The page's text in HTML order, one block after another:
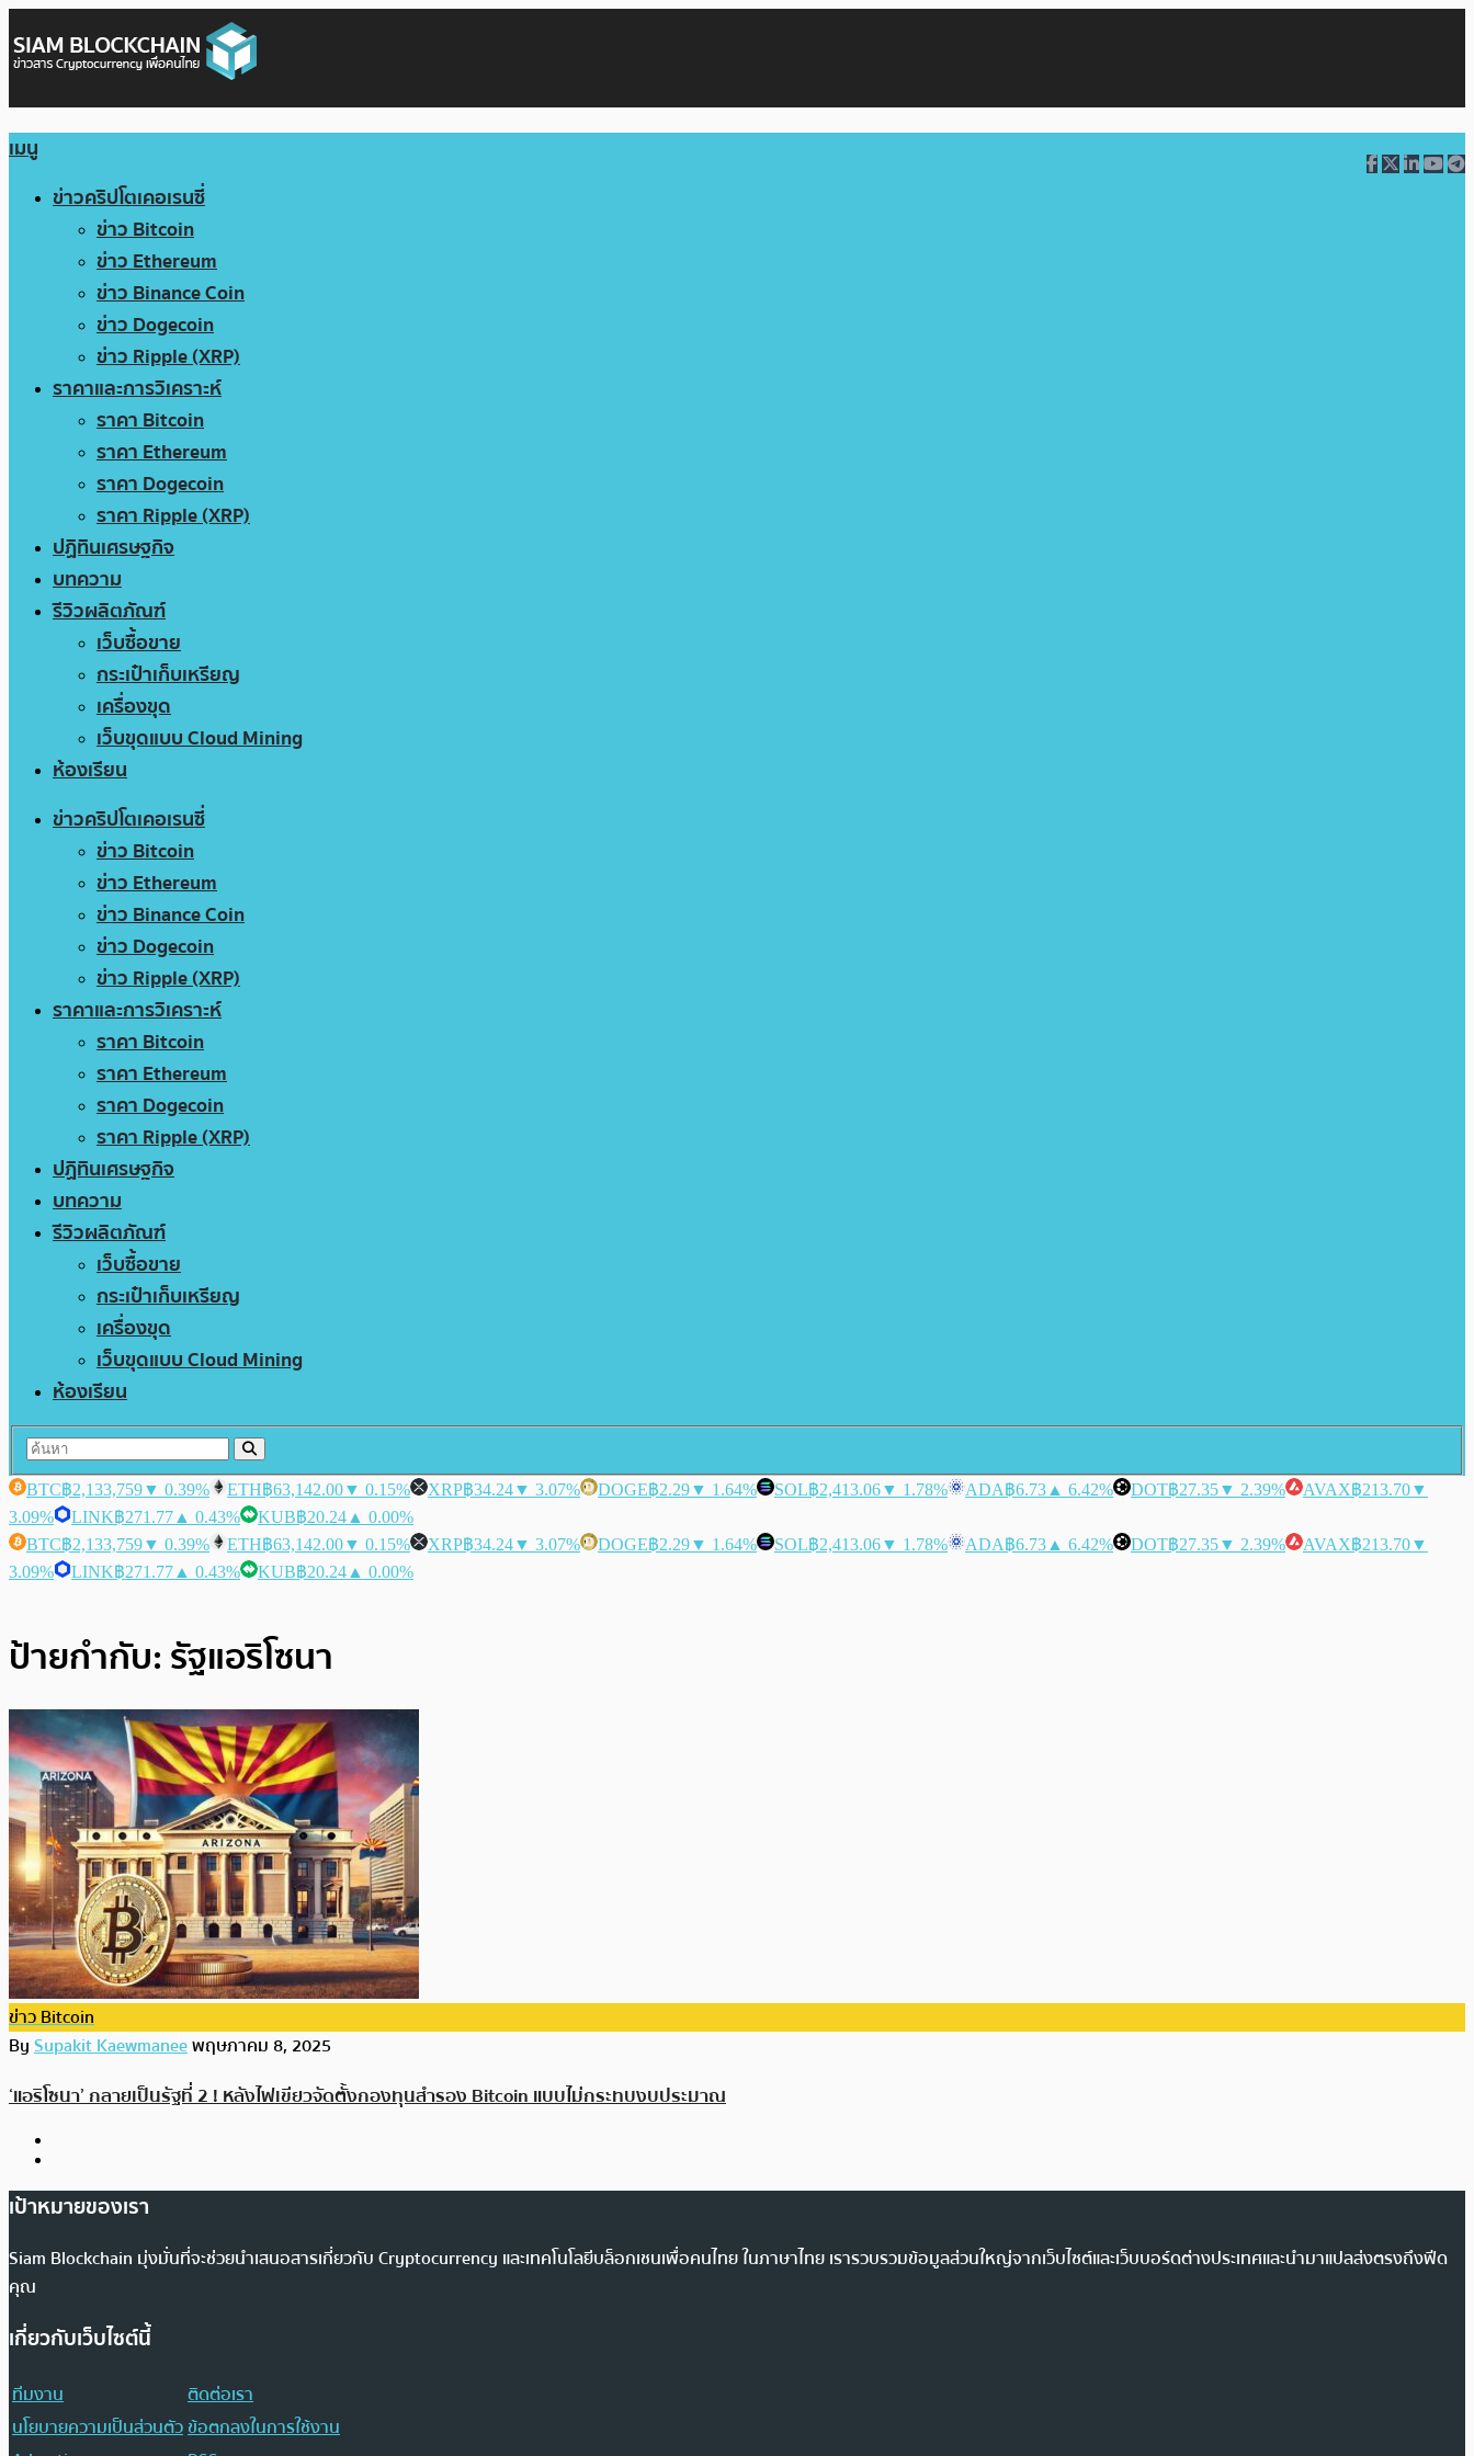
เมนู
ข่าวคริปโตเคอเรนซี่
ข่าว Bitcoin
ข่าว Ethereum
ข่าว Binance Coin
ข่าว Dogecoin
ข่าว Ripple (XRP)
ราคาและการวิเคราะห์
ราคา Bitcoin
ราคา Ethereum
ราคา Dogecoin
ราคา Ripple (XRP)
ปฏิทินเศรษฐกิจ
บทความ
รีวิวผลิตภัณฑ์
เว็บซื้อขาย
กระเป๋าเก็บเหรียญ
เครื่องขุด
เว็บขุดแบบ Cloud Mining
ห้องเรียน
ข่าวคริปโตเคอเรนซี่
ข่าว Bitcoin
ข่าว Ethereum
ข่าว Binance Coin
ข่าว Dogecoin
ข่าว Ripple (XRP)
ราคาและการวิเคราะห์
ราคา Bitcoin
ราคา Ethereum
ราคา Dogecoin
ราคา Ripple (XRP)
ปฏิทินเศรษฐกิจ
บทความ
รีวิวผลิตภัณฑ์
เว็บซื้อขาย
กระเป๋าเก็บเหรียญ
เครื่องขุด
เว็บขุดแบบ Cloud Mining
ห้องเรียน
BTC฿2,133,759▼ 0.39% ETH฿63,142.00▼ 0.15% XRP฿34.24▼ 3.07% DOGE฿2.29▼ 1.64% SOL฿2,413.06▼ 1.78% ADA฿6.73 ▲ 6.42% DOT฿27.35▼ 2.39% AVAX฿213.70▼
3.09%
LINK฿271.77 ▲ 0.43% KUB฿20.24 ▲ 0.00%
BTC฿2,133,759▼ 0.39% ETH฿63,142.00▼ 0.15% XRP฿34.24▼ 3.07% DOGE฿2.29▼ 1.64% SOL฿2,413.06▼ 1.78% ADA฿6.73 ▲ 6.42% DOT฿27.35▼ 2.39% AVAX฿213.70▼
3.09%
LINK฿271.77 ▲ 0.43% KUB฿20.24 ▲ 0.00%
ป้ายกำกับ: รัฐแอริโซนา
ข่าว Bitcoin
BySupakit Kaewmaneeพฤษภาคม 8, 2025
‘แอริโซนา’ กลายเป็นรัฐที่ 2 ! หลังไฟเขียวจัดตั้งกองทุนสำรอง Bitcoin แบบไม่กระทบงบประมาณ
เป้าหมายของเรา
Siam Blockchain มุ่งมั่นที่จะช่วยนำเสนอสารเกี่ยวกับ Cryptocurrency และเทคโนโลยีบล็อกเชนเพื่อคนไทย ในภาษาไทย เรารวบรวมข้อมูลส่วนใหญ่จากเว็บไซต์และเว็บบอร์ดต่างประเทศและนำมาแปลส่งตรงถึงฟีด
คุณ
เกี่ยวกับเว็บไซต์นี้
ทีมงาน
ติดต่อเรา
นโยบายความเป็นส่วนตัวข้อตกลงในการใช้งาน